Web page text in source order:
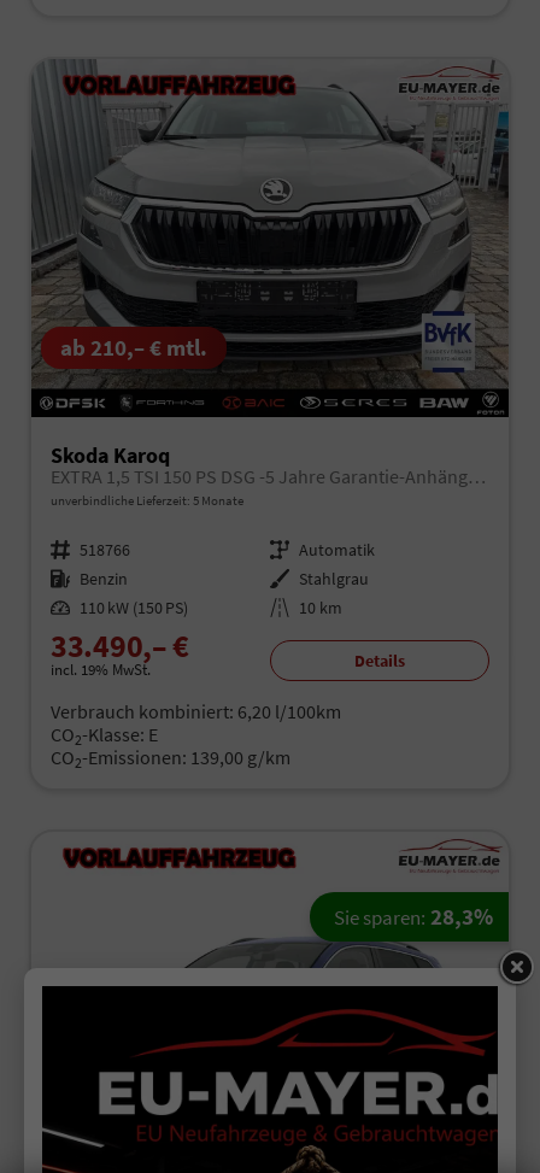
ab 210,– € mtl.
Skoda Karoq
EXTRA 1,5 TSI 150 PS DSG -5 Jahre Garantie-Anhängerkupplung-ACC Tempomat-AppleCarPlay-AndroidAuto-Sunset-2-Zonen-Klima-17''Alu-Rückfahrkamera
unverbindliche Lieferzeit: 5 Monate
Fahrzeugnr. 518766 Getriebe Automatik
Kraftstoff Benzin Außenfarbe Stahlgrau
Leistung 110 kW (150 PS) Kilometerstand 10 km
33.490,– €
incl. 19% MwSt. Details
Verbrauch kombiniert: 6,20 l/100km
CO2-Klasse: E
CO2-Emissionen: 139,00 g/km
ab 210,– € mtl.
Sie sparen: 28,3%